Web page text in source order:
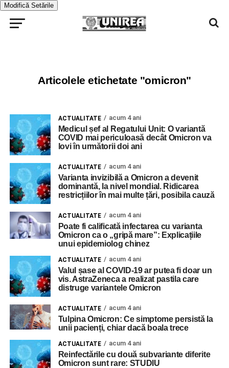
Modifică Setările
Articolele etichetate "omicron"
ACTUALITATE acum 4 ani
Medicul șef al Regatului Unit: O variantă
COVID mai periculoasă decât Omicron va
lovi în următorii doi ani
ACTUALITATE acum 4 ani
Varianta invizibilă a Omicron a devenit
dominantă, la nivel mondial. Ridicarea
restricțiilor în mai multe țări, posibila cauză
ACTUALITATE acum 4 ani
Poate fi calificată infectarea cu varianta
Omicron ca o „gripă mare”: Explicațiile
unui epidemiolog chinez
ACTUALITATE acum 4 ani
Valul șase al COVID-19 ar putea fi doar un
vis. AstraZeneca a realizat pastila care
distruge variantele Omicron
ACTUALITATE acum 4 ani
Tulpina Omicron: Ce simptome persistă la
unii pacienți, chiar dacă boala trece
ACTUALITATE acum 4 ani
Reinfectările cu două subvariante diferite
Omicron sunt rare: STUDIU